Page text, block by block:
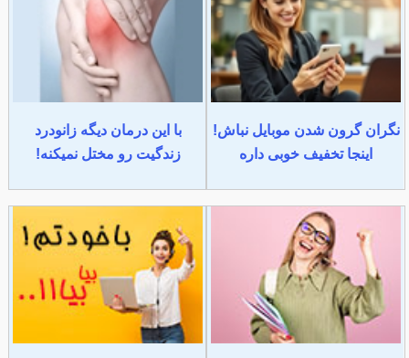
نگران گرون شدن موبایل نباش!
اینجا تخفیف خوبی داره
با این درمان دیگه زانودرد
زندگیت رو مختل نمیکنه!